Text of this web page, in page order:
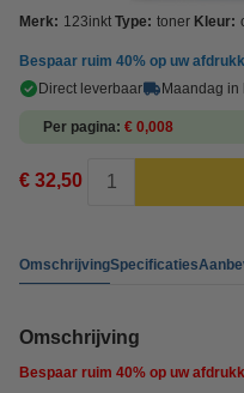
Merk: 123inkt Type: toner Kleur:
Bespaar ruim 40% op uw
Direct leverbaar
Maandag in
Per pagina € 0,008
€ 32,50
OmschrijvingSpecificaties
Omschrijving
Bespaar ruim 40% op uw